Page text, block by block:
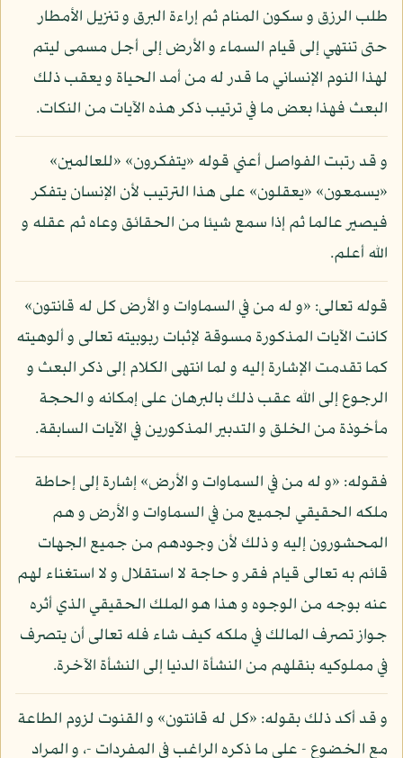
طلب الرزق و سكون المنام ثم إراءة البرق و تنزيل الأمطار
حتى تنتهي إلى قيام السماء و الأرض إلى أجل مسمى ليتم
لهذا النوم الإنساني ما قدر له من أمد الحياة و يعقب ذلك
البعث فهذا بعض ما في ترتيب ذكر هذه الآيات من النكات.
و قد رتبت الفواصل أعني قوله «يتفكرون» «للعالمين»
«يسمعون» «يعقلون» على هذا الترتيب لأن الإنسان يتفكر
فيصير عالما ثم إذا سمع شيئا من الحقائق وعاه ثم عقله و
الله أعلم.
قوله تعالى: «و له من في السماوات و الأرض كل له قانتون»
كانت الآيات المذكورة مسوقة لإثبات ربوبيته تعالى و ألوهيته
كما تقدمت الإشارة إليه و لما انتهى الكلام إلى ذكر البعث و
الرجوع إلى الله عقب ذلك بالبرهان على إمكانه و الحجة
مأخوذة من الخلق و التدبير المذكورين في الآيات السابقة.
فقوله: «و له من في السماوات و الأرض» إشارة إلى إحاطة
ملكه الحقيقي لجميع من في السماوات و الأرض و هم
المحشورون إليه و ذلك لأن وجودهم من جميع الجهات
قائم به تعالى قيام فقر و حاجة لا استقلال و لا استغناء لهم
عنه بوجه من الوجوه و هذا هو الملك الحقيقي الذي أثره
جواز تصرف المالك في ملكه كيف شاء فله تعالى أن يتصرف
في مملوكيه بنقلهم من النشأة الدنيا إلى النشأة الآخرة.
و قد أكد ذلك بقوله: «كل له قانتون» و القنوت لزوم الطاعة
مع الخضوع - على ما ذكره الراغب في المفردات -، و المراد